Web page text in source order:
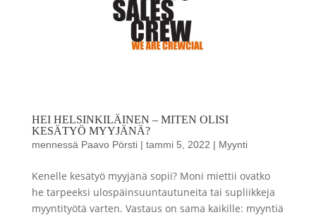
HEI HELSINKILÄINEN – MITEN OLISI
KESÄTYÖ MYYJÄNÄ?
mennessä Paavo Pörsti| tammi 5, 2022 | Myynti
Kenelle kesätyö myyjänä sopii? Moni miettii ovatko
he tarpeeksi ulospäinsuuntautuneita tai supliikkeja
myyntityötä varten. Vastaus on sama kaikille: myyntiä